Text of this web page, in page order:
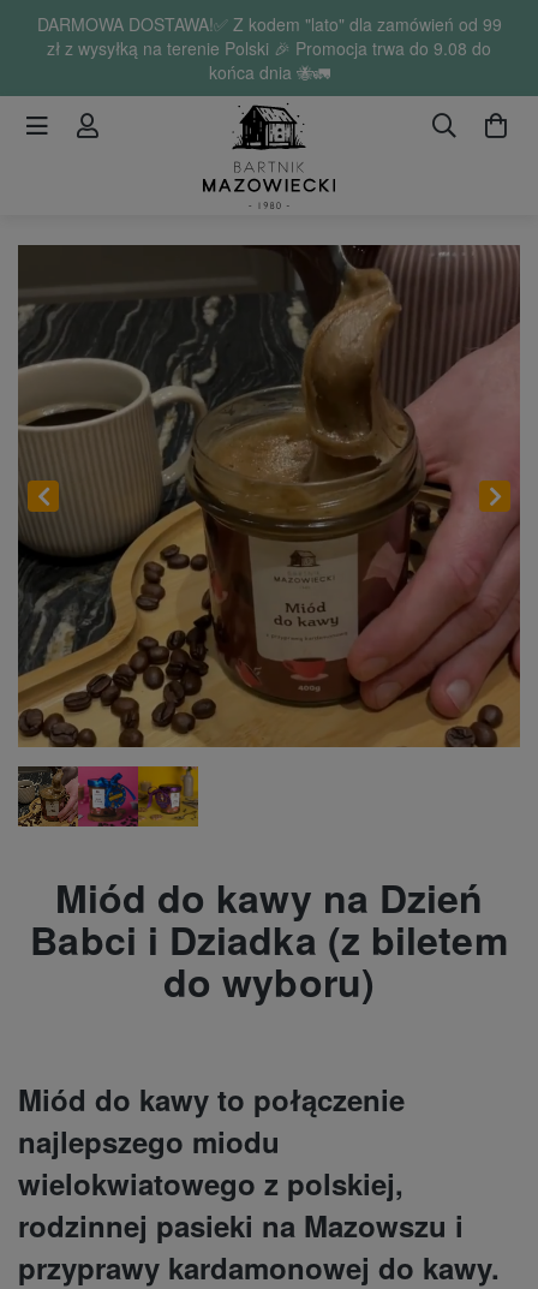
DARMOWA DOSTAWA!✅ Z kodem "lato" dla zamówień od 99
zł z wysyłką na terenie Polski 🎉 Promocja trwa do 9.08 do
końca dnia 🐝🚛
Miód do kawy na Dzień
Babci i Dziadka (z biletem
do wyboru)
Miód do kawy to połączenie
najlepszego miodu
wielokwiatowego z polskiej,
rodzinnej pasieki na Mazowszu i
przyprawy kardamonowej do kawy.